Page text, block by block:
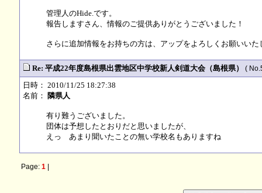
管理人のHide.です。
報告しますさん、情報のご提供ありがとうございました！
さらに追加情報をお持ちの方は、アップをよろしくお願いいた
Re: 平成22年度島根県出雲地区中学校新人剣道大会（島根県） (
日時： 2010/11/25 18:27:38
名前：
隣県人
有り難うございました。
団体は予想したとおりだと思いましたが、
えっ あまり聞いたことの無い学校名もありますね
Page: 1|